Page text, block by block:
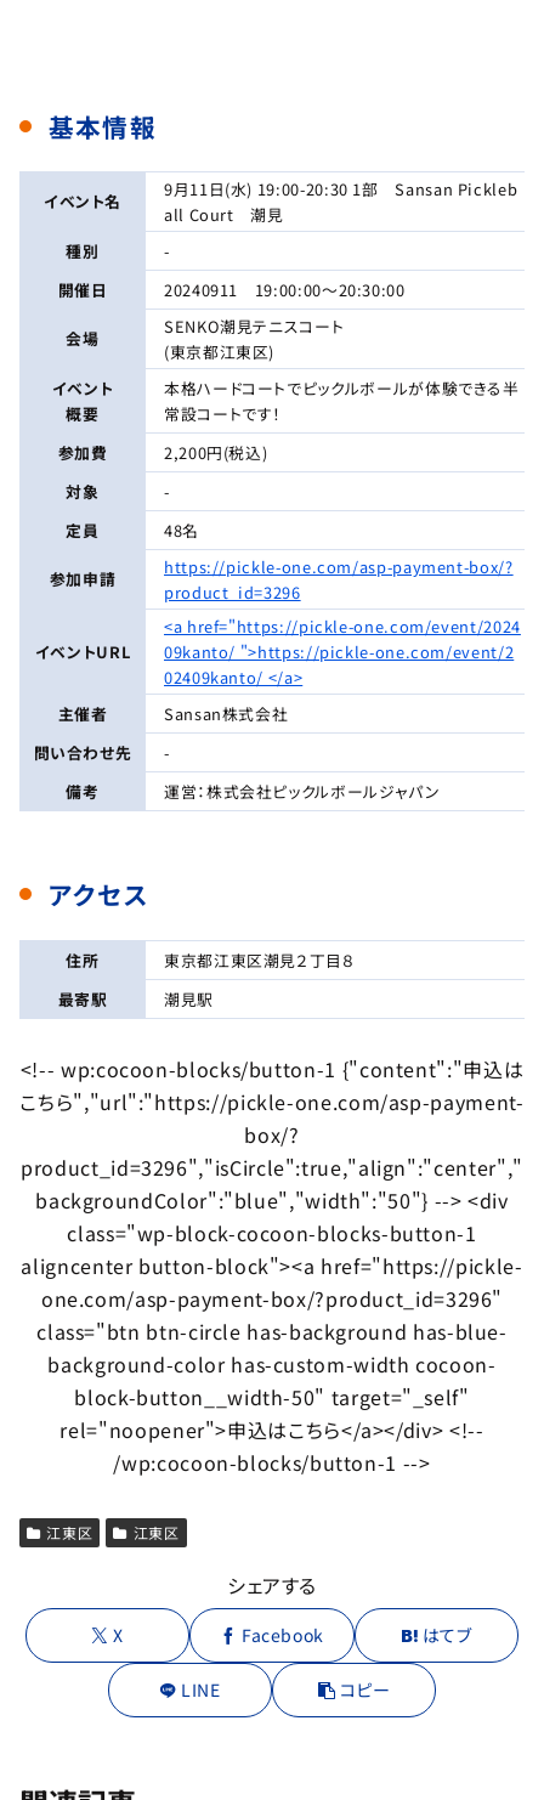
基本情報
イベント名
9月11日(水) 19:00-20:30 1部 Sansan Pickleb
all Court 潮見
種別
-
開催日
20240911 19:00:00〜20:30:00
会場
SENKO潮見テニスコート
(東京都江東区)
イベント
概要
本格ハードコートでピックルボールが体験できる半
常設コートです！
参加費
2,200円(税込)
対象
-
定員
48名
参加申請
https://pickle-one.com/asp-payment-box/?
product_id=3296
イベントURL
<a href="https://pickle-one.com/event/2024
09kanto/ ">https://pickle-one.com/event/2
02409kanto/ </a>
主催者
Sansan株式会社
問い合わせ先
-
備考
運営：株式会社ピックルボールジャパン
アクセス
住所
東京都江東区潮見２丁目８
最寄駅
潮見駅
<!-- wp:cocoon-blocks/button-1 {"content":"申込は
こちら","url":"https://pickle-one.com/asp-payment-
box/?
product_id=3296","isCircle":true,"align":"center","
backgroundColor":"blue","width":"50"} --> <div
class="wp-block-cocoon-blocks-button-1
aligncenter button-block"><a href="https://pickle-
one.com/asp-payment-box/?product_id=3296"
class="btn btn-circle has-background has-blue-
background-color has-custom-width cocoon-
block-button__width-50" target="_self"
rel="noopener">申込はこちら</a></div> <!--
/wp:cocoon-blocks/button-1 -->
江東区 江東区
シェアする
X Facebook はてブ
LINE コピー